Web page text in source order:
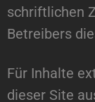
schriftlichen
Betreibers
Für Inhalte
dieser Site